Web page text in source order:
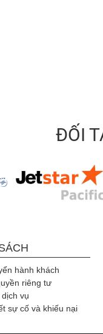
ĐỐI
hành khách
riêng tư
vụ
sự cố và khiếu nại